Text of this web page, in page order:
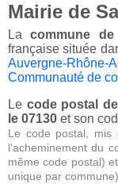
Mairie de
Lacommune de
française située
Auvergne-Rhône-
Communauté de
Le code postal
le 07130 et son
Le code postal, mis
l'acheminement du
même code postal)
unique par commune).